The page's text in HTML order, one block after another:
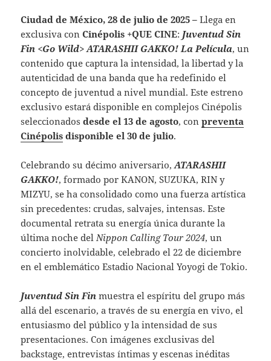
Ciudad de México, 28 de julio de 2025 –Llega en
exclusiva conCinépolis +QUE CINE: Juventud Sin
Fin <Go Wild> ATARASHII GAKKO! La Película, un
contenido que captura la intensidad, la libertad y la
autenticidad de una banda que ha redefinido el
concepto de juventud a nivel mundial. Este estreno
exclusivo estará disponible en complejos Cinépolis
seleccionadosdesde el 13 de agosto, conpreventa
Cinépolis disponible el 30 de julio.
Celebrando su décimo aniversario,ATARASHII
GAKKO!, formado por KANON, SUZUKA, RIN y
MIZYU, se ha consolidado como una fuerza artística
sin precedentes: crudas, salvajes, intensas. Este
documental retrata su energía única durante la
última noche del Nippon Calling Tour 2024, un
concierto inolvidable, celebrado el 22 de diciembre
en el emblemático Estadio Nacional Yoyogi de Tokio.
Juventud Sin Fin muestra el espíritu del grupo más
allá del escenario, a través de su energía en vivo, el
entusiasmo del público y la intensidad de sus
presentaciones. Con imágenes exclusivas del
backstage, entrevistas íntimas y escenas inéditas